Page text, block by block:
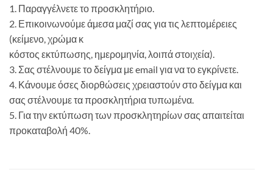
1. Παραγγέλνετε το προσκλητήριο.
2. Επικοινωνούμε άμεσα μαζί σας για τις λεπτομέρειες
(κείμενο, χρώμα κ
κόστος εκτύπωσης, ημερομηνία, λοιπά στοιχεία).
3. Σας στέλνουμε το δείγμα με email για να το εγκρίνετε.
4. Κάνουμε όσες διορθώσεις χρειαστούν στο δείγμα και
σας στέλνουμε τα προσκλητήρια τυπωμένα.
5. Για την εκτύπωση των προσκλητηρίων σας απαιτείται
προκαταβολή 40%.